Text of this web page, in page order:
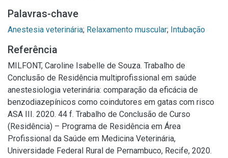
Palavras-chave
Anestesia veterinária; Relaxamento muscular; Intubação
Referência
MILFONT, Caroline Isabelle de Souza. Trabalho de
Conclusão de Residência multiprofissional em saúde
anestesiologia veterinária: comparação da eficácia de
benzodiazepínicos como coindutores em gatas com risco
ASA III. 2020. 44 f. Trabalho de Conclusão de Curso
(Residência) – Programa de Residência em Área
Profissional da Saúde em Medicina Veterinária,
Universidade Federal Rural de Pernambuco, Recife, 2020.